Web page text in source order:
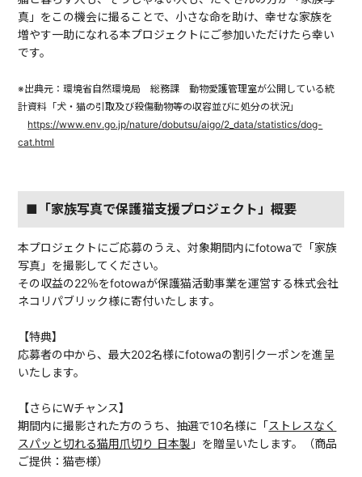
真」をこの機会に撮ることで、小さな命を助け、幸せな家族を
増やす一助になれる本プロジェクトにご参加いただけたら幸い
です。
※出典元：環境省自然環境局 総務課 動物愛護管理室が公開している統
計資料「犬・猫の引取及び殺傷動物等の収容並びに処分の状況」
https://www.env.go.jp/nature/dobutsu/aigo/2_data/statistics/dog-
cat.html
■「家族写真で保護猫支援プロジェクト」概要
本プロジェクトにご応募のうえ、対象期間内にfotowaで「家族
写真」を撮影してください。
その収益の22％をfotowaが保護猫活動事業を運営する株式会社
ネコリパブリック様に寄付いたします。
【特典】
応募者の中から、最大202名様にfotowaの割引クーポンを進呈
いたします。
【さらにWチャンス】
期間内に撮影された方のうち、抽選で10名様に「ストレスなく
スパッと切れる猫用爪切り 日本製 」を贈呈いたします。（商品
ご提供：猫壱様）